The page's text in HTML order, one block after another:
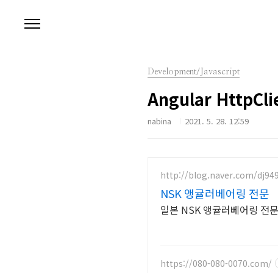
Development/Javascript
Angular
nabina 2021. 5. 28. 12:59
http://blog.naver.com/
NSK 앵귤러베어링 전문
일본 NSK 앵귤러베어링 전
https://080-080-0070.com/